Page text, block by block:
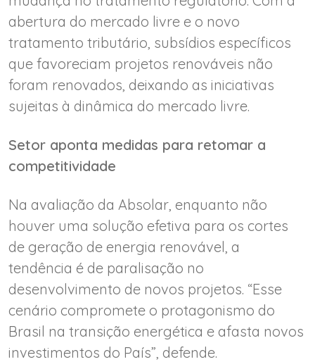
abertura do mercado livre e o novo
tratamento tributário, subsídios específicos
que favoreciam projetos renováveis não
foram renovados, deixando as iniciativas
sujeitas à dinâmica do mercado livre.
Setor aponta medidas para retomar a
competitividade
Na avaliação da Absolar, enquanto não
houver uma solução efetiva para os cortes
de geração de energia renovável, a
tendência é de paralisação no
desenvolvimento de novos projetos. “Esse
cenário compromete o protagonismo do
Brasil na transição energética e afasta novos
investimentos do País”, defende.